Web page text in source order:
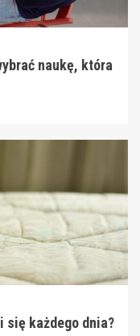
naukę, która
się każdego dnia?